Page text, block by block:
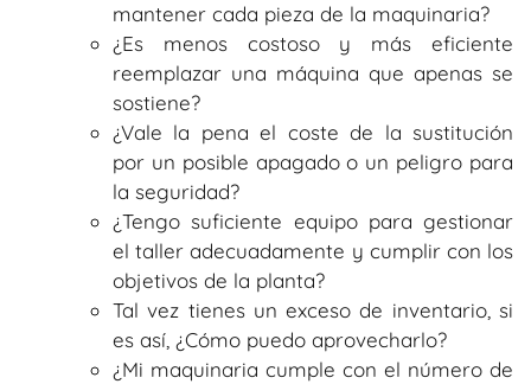
mantener cada pieza de la maquinaria?
¿Es menos costoso y más eficiente
reemplazar una máquina que apenas se
sostiene?
¿Vale la pena el coste de la sustitución
por un posible apagado o un peligro para
la seguridad?
¿Tengo suficiente equipo para gestionar
el taller adecuadamente y cumplir con los
objetivos de la planta?
Tal vez tienes un exceso de inventario, si
es así, ¿Cómo puedo aprovecharlo?
¿Mi maquinaria cumple con el número de